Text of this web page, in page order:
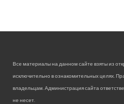
Все материалы на данном сайте взяты из
исключительно в ознакомительных целях.
владельцам. Администрация сайта
не несет.